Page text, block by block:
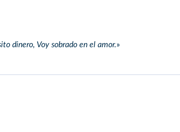
dinero, Voy sobrado en el amor.»